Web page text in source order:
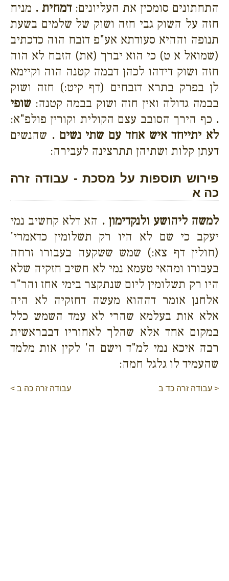
התחתונים סומכין את העליונים:דמחית . מניח
חזה על השוק גבי חזה ושוק של שלמים בשעת
תנופה וההיא סעודתא אע"פ דזבח הוה כדכתיב
(שמואל א ט) כי הוא יברך (את) הזבח לא הוה
חזה ושוק דידהו לכהן דבמה קטנה הוה וקיימא
לן בפרק בתרא דזבחים (דף קיט:) חזה ושוק
בבמה גדולה ואין חזה ושוק בבמה קטנה: שופי
. כף הירך הסובב עצם הקולית וקורין פולפ"א:
לא יתייחד איש אחד עם שתי נשים . שהנשים
דעתן קלות ושתיהן תתרצינה לעבירה:
פירוש תוספות על מסכת - עבודה זרה
כה א
למשה ליהושע ולנקדימון . הא דלא קחשיב נמי
יעקב כי שם לא היו רק תשלומין כדאמרי'
(חולין דף צא:) שמש ששקעה בעבורו זרחה
בעבורו ומהאי טעמא נמי לא חשיב חזקיה שלא
היו רק תשלומין ליום שנתקצר בימי אחז והר"ר
אלחנן אומר דההוא מעשה דחזקיה לא היה
אלא אות בעלמא שהרי לא עמד השמש כלל
במקום אחד אלא שהלך לאחוריו דבבראשית
רבה איכא נמי למ"ד וישם ה' לקין אות מלמד
שהעמיד לו גלגל חמה:
< עבודה זרה כד ב עבודה זרה כה ב >